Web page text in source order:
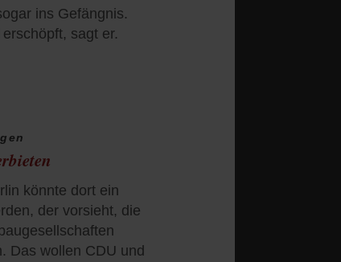
ins Gefängnis.
sagt er.
könnte dort ein
der vorsieht, die
Das wollen CDU und